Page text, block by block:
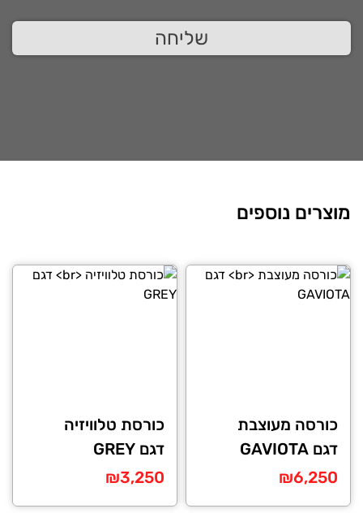
שליחה
מוצרים נוספים
כורסה מעוצבת
דגם GAVIOTA
₪6,250
כורסת טלוויזיה
דגם GREY
₪3,250